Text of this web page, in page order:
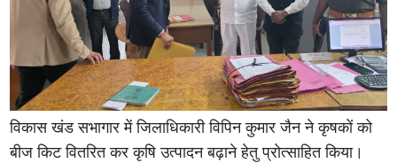
विकास खंड सभागार में जिलाधिकारी विपिन कुमार जैन ने कृषकों को
बीज किट वितरित कर कृषि उत्पादन बढ़ाने हेतु प्रोत्साहित किया।